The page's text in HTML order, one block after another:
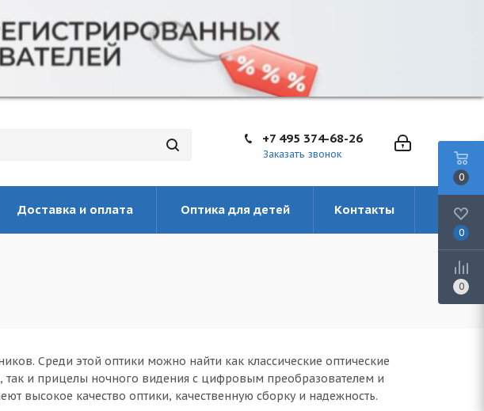
+7 495 374-68-26
Заказать звонок
Доставка и оплата Оптика для детей Контакты
Среди этой оптики можно найти как классические оптические
и прицелы ночного видения с цифровым преобразователем и
высокое качество оптики, качественную сборку и надежность.
0
0
0